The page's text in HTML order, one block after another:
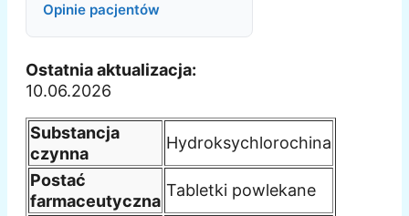
Opinie pacjentów
Ostatnia aktualizacja:
10.06.2026
Substancja
czynna
Hydroksychlorochina
Postać
farmaceutyczna
Tabletki powlekane